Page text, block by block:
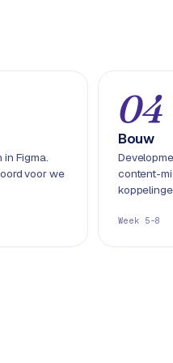
Figma.
voor we
04
Bouw
content-
Week 5-8